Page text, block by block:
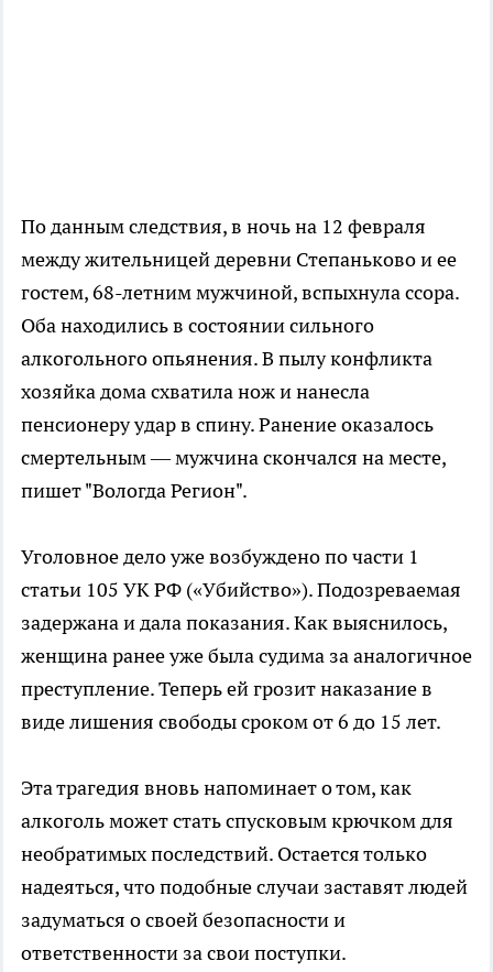
По данным следствия, в ночь на 12 февраля
между жительницей деревни Степаньково и ее
гостем, 68-летним мужчиной, вспыхнула ссора.
Оба находились в состоянии сильного
алкогольного опьянения. В пылу конфликта
хозяйка дома схватила нож и нанесла
пенсионеру удар в спину. Ранение оказалось
смертельным — мужчина скончался на месте,
пишет "Вологда Регион".
Уголовное дело уже возбуждено по части 1
статьи 105 УК РФ («Убийство»). Подозреваемая
задержана и дала показания. Как выяснилось,
женщина ранее уже была судима за аналогичное
преступление. Теперь ей грозит наказание в
виде лишения свободы сроком от 6 до 15 лет.
Эта трагедия вновь напоминает о том, как
алкоголь может стать спусковым крючком для
необратимых последствий. Остается только
надеяться, что подобные случаи заставят людей
задуматься о своей безопасности и
ответственности за свои поступки.